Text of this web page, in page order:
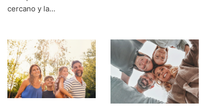
cercano y la…